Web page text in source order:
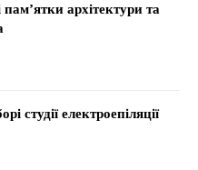
архітектури та
студії електроепіляції